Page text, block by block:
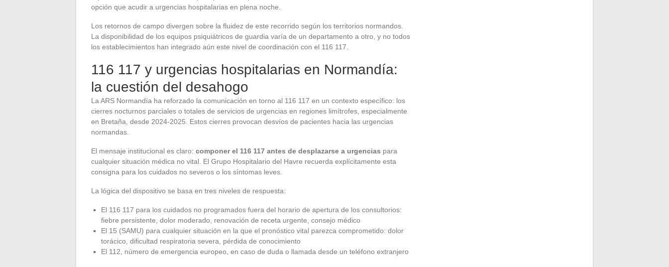
opción que acudir a urgencias hospitalarias en plena noche.
Los retornos de campo divergen sobre la fluidez de este recorrido según los territorios normandos.
La disponibilidad de los equipos psiquiátricos de guardia varía de un departamento a otro, y no todos
los establecimientos han integrado aún este nivel de coordinación con el 116 117.
116 117 y urgencias hospitalarias en Normandía:
la cuestión del desahogo
La ARS Normandía ha reforzado la comunicación en torno al 116 117 en un contexto específico: los
cierres nocturnos parciales o totales de servicios de urgencias en regiones limítrofes, especialmente
en Bretaña, desde 2024-2025. Estos cierres provocan desvíos de pacientes hacia las urgencias
normandas.
El mensaje institucional es claro: componer el 116 117 antes de desplazarse a urgencias para
cualquier situación médica no vital. El Grupo Hospitalario del Havre recuerda explícitamente esta
consigna para los cuidados no severos o los síntomas leves.
La lógica del dispositivo se basa en tres niveles de respuesta:
El 116 117 para los cuidados no programados fuera del horario de apertura de los consultorios:
fiebre persistente, dolor moderado, renovación de receta urgente, consejo médico
El 15 (SAMU) para cualquier situación en la que el pronóstico vital parezca comprometido: dolor
torácico, dificultad respiratoria severa, pérdida de conocimiento
El 112, número de emergencia europeo, en caso de duda o llamada desde un teléfono extranjero